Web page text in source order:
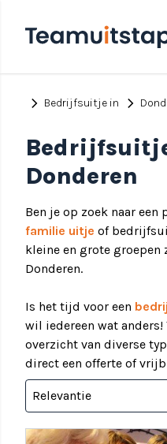
chevron_right Bedrijfsuitje in chevron_right
Donderen
Ben je op zoek naar een
familie uitje of
kleine en grote
Donderen.
Is het tijd voor een
wil iedereen wat
overzicht van diverse
direct een offerte of